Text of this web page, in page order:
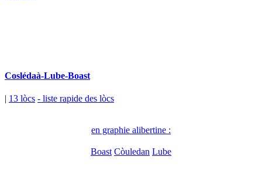
Coslédaà-Lube-Boast
| 13 lòcs - liste rapide des lòcs
en graphie alibertine :
Boast Còuledan Lube